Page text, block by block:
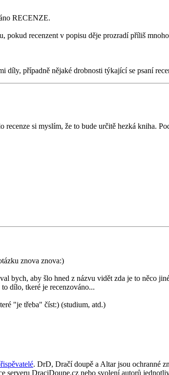
RECENZE.
pokud recenzent v popisu děje prozradí příliš
díly, případně nějaké drobnosti týkající se psaní
si myslím, že to bude určitě hezká kniha.
znova znova:)
bych, aby šlo hned z názvu vidět zda je to něco
dílo, tkeré je recenzováno...
"je třeba" číst:) (studium, atd.)
. DrD, Dračí doupě a Altar jsou ochranné
serveru DraciDoupe.cz nebo svolení autorů